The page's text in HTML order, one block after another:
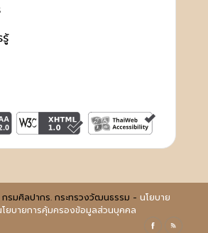
รมศิลปากร. กระทรวงวัฒนธรรม - นโยบาย
ยบายการคุ้มครองข้อมูลส่วนบุคคล